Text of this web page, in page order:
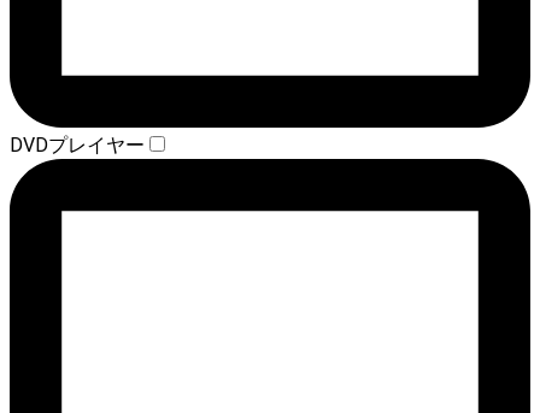
DVDプレイヤー